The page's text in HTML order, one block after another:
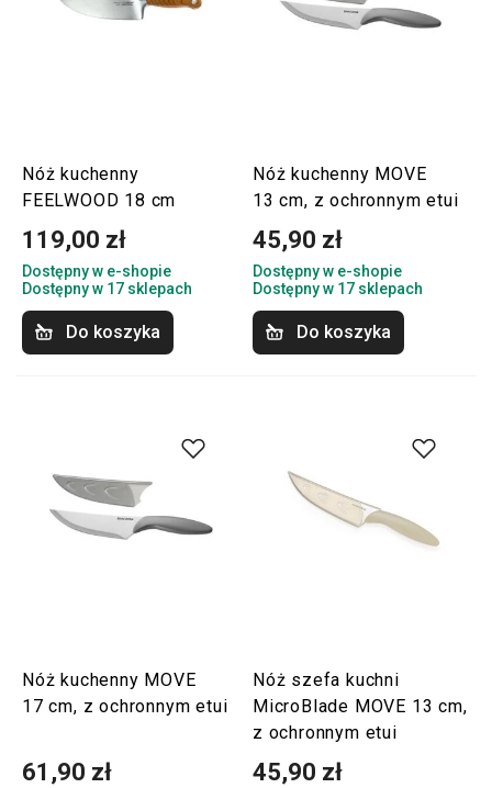
Nóż kuchenny
FEELWOOD 18 cm
119,00 zł
Dostępny w e-shopie
Dostępny w 17 sklepach
Do koszyka
Nóż kuchenny MOVE
13 cm, z ochronnym etui
45,90 zł
Dostępny w e-shopie
Dostępny w 17 sklepach
Do koszyka
Nóż kuchenny MOVE
17 cm, z ochronnym etui
61,90 zł
Nóż szefa kuchni
MicroBlade MOVE 13 cm,
z ochronnym etui
45,90 zł